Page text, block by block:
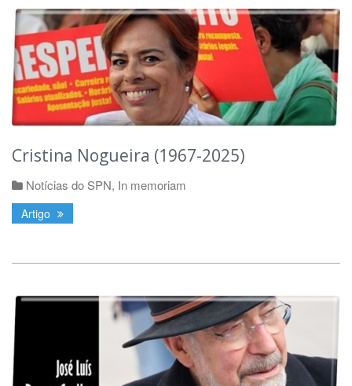
Cristina Nogueira (1967-2025)
Notícias do SPN, In memoriam
Artigo